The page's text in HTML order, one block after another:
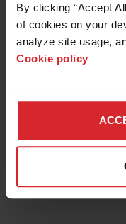
By clicking “Accept
of cookies on your
analyze site usage,
Cookie policy
WATERJET
OMAX